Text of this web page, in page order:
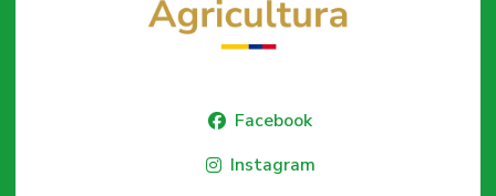
Facebook
Instagram